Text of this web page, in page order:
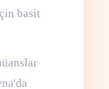
basit